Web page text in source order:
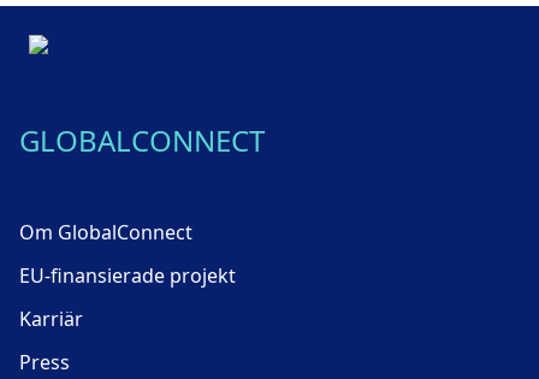
GLOBALCONNECT
Om GlobalConnect
EU-finansierade projekt
Karriär
Press